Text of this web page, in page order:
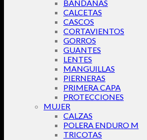
BANDANAS
CALCETAS
CASCOS
CORTAVIENTOS
GORROS
GUANTES
LENTES
MANGUILLAS
PIERNERAS
PRIMERA CAPA
PROTECCIONES
MUJER
CALZAS
POLERA ENDURO M
TRICOTAS